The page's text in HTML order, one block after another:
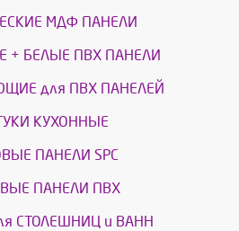
МДФ ПАНЕЛИ
+ БЕЛЫЕ ПВХ ПАНЕЛИ
для ПВХ ПАНЕЛЕЙ
КУХОННЫЕ
ПАНЕЛИ SPC
ПАНЕЛИ ПВХ
СТОЛЕШНИЦ и ВАНН